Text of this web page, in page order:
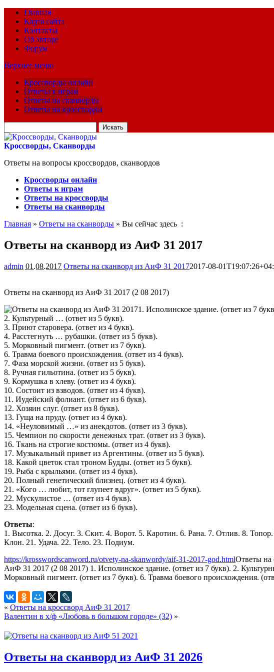
Главная
Карта сайта
Контакты
Об авторе
Форум
Верхнее меню
Кроссворды онлайн
Ответы к играм
Ответы на сканворды
Ответы на кроссворды
для:
Кроссворды, Сканворды
Ответы на вопросы кроссвордов, сканвордов
Кроссворды онлайн
Ответы к играм
Ответы на кроссворды
Ответы на сканворды
Главная » Ответы на сканворды » Вы сейчас здесь :
Ответы на сканворд из АиФ 31 2017
admin 01.08.2017 Ответы на сканворд из АиФ 31 20172017-08-
Ответы на сканворд из АиФ 31 2017 (2 08 2017)
1. Исполинское здание. (ответ из 7
2. Культурный … (ответ из 5 букв).
3. Приют старовера. (ответ из 4 букв).
4. Расстегнуть … рубашки. (ответ из 5 букв).
5. Морковный пигмент. (ответ из 7 букв).
6. Травма боевого происхождения. (ответ из 4 букв).
7. Фаза морской жизни. (ответ из 5 букв).
8. Ручная гильотина. (ответ из 5 букв).
9. Кормушка в хлеву. (ответ из 4 букв).
10. Состоит из взводов. (ответ из 4 букв).
11. Иудейский фолиант. (ответ из 6 букв).
12. Хозяин слуг. (ответ из 8 букв).
13. Гуща на пруду. (ответ из 4 букв).
14. «Неуловимый …» из анекдотов. (ответ из 3 букв).
15. Чемпион по скорости денежных трат. (ответ из 3 букв).
16. Ткань на строгие костюмы. (ответ из 4 букв).
17. Музыкальный привет из Аргентины. (ответ из 5 букв).
18. Какой цветок стал троном Будды. (ответ из 5 букв).
19. Рыба с крыльями. (ответ из 4 букв).
20. Полный генетический близнец. (ответ из 4 букв).
21. «Кого … любит, тот глупеет вдруг». (ответ из 5 букв).
22. Мускулистое … (ответ из 4 букв).
23. Модельная сцена. (ответ из 6 букв).
Ответы:
1. Высотка. 2. Досуг. 3. Скит. 4. Ворот. 5. Каротин. 6. Рана. 7. Отлив. 8.
Клон. 21. Удача. 22. Тело. 23. Подиум.
https://krosswordscanword.ru/otvety-na-skanwordy/aif-31-2017-god.htmlОтветы на
АиФ 31 2017 (2 08 2017) 1. Исполинское здание. (ответ из 7 букв). 2.
Морковный пигмент. (ответ из 7 букв). 6. Травма боевого происхождения.
« Ответы на кроссворд АиФ 31 2017
Валентин в х/ф «Любовь в большом городе» (32) »
Ответы на сканворд из АиФ 31 2026